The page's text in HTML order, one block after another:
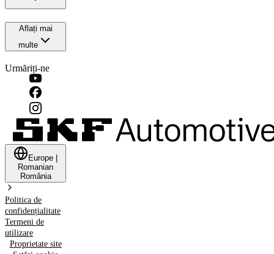
Aflați mai
multe
Urmăriți-ne
Europe
Romanian
România
Politica de
confidențialitate
Termeni de
utilizare
Proprietate site